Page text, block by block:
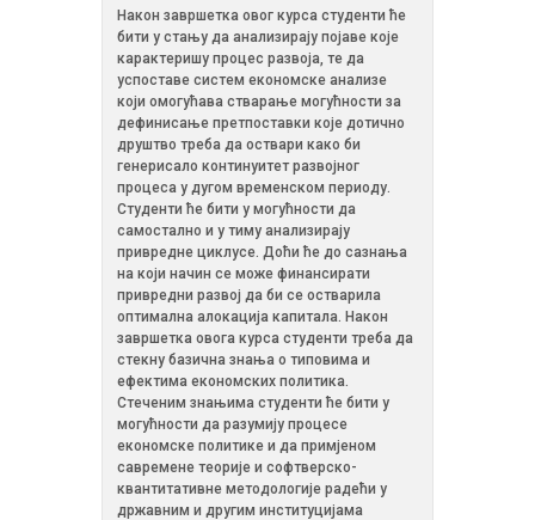
Након завршетка овог курса студенти ће
бити у стању да анализирају појаве које
карактеришу процес развоја, те да
успоставе систем економске анализе
који омогућава стварање могућности за
дефинисање претпоставки које дотично
друштво треба да оствари како би
генерисало континуитет развојног
процеса у дугом временском периоду.
Студенти ће бити у могућности да
самостално и у тиму анализирају
привредне циклусе. Доћи ће до сазнања
на који начин се може финансирати
привредни развој да би се остварила
оптимална алокација капитала. Након
завршетка овога курса студенти треба да
стекну базична знања о типовима и
ефектима економских политика.
Стеченим знањима студенти ће бити у
могућности да разумију процесе
економске политике и да примјеном
савремене теорије и софтверско-
квантитативне методологије радећи у
државним и другим институцијама